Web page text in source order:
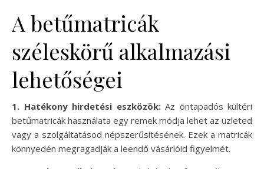
A betűmatricák
széleskörű alkalmazási
lehetőségei
1. Hatékony hirdetési eszközök: Az öntapadós kültéri
betűmatricák használata egy remek módja lehet az üzleted
vagy a szolgáltatásod népszerűsítésének. Ezek a matricák
könnyedén megragadják a leendő vásárlóid figyelmét.